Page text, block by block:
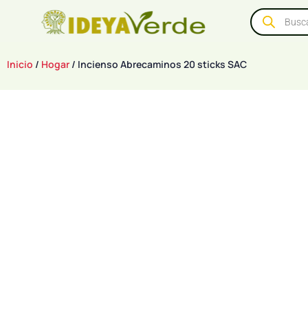
Inicio / Hogar / Incienso Abrecaminos 20 sticks SAC